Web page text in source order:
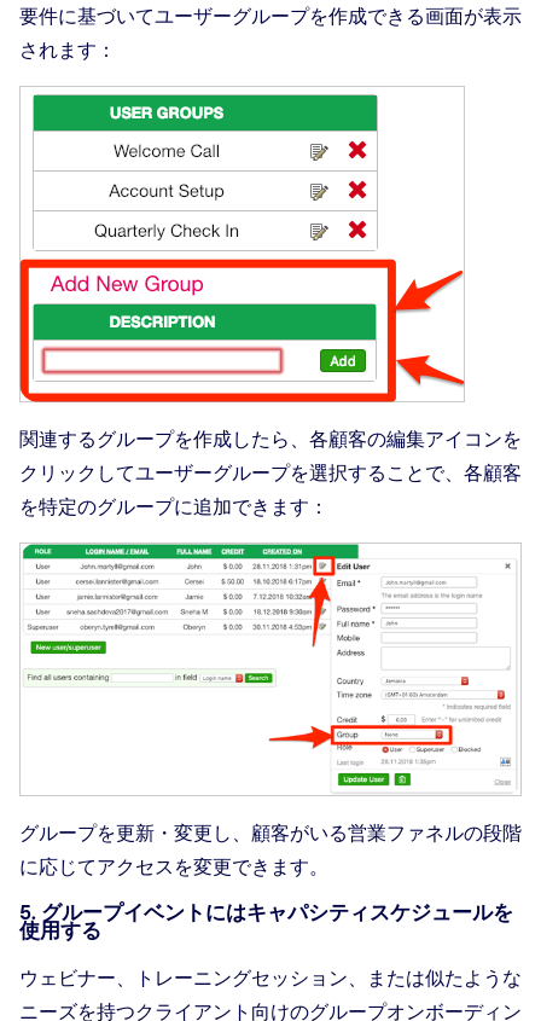
要件に基づいてユーザーグループを作成できる画面が表示
されます：
関連するグループを作成したら、各顧客の編集アイコンを
クリックしてユーザーグループを選択することで、各顧客
を特定のグループに追加できます：
グループを更新・変更し、顧客がいる営業ファネルの段階
に応じてアクセスを変更できます。
5. グループイベントにはキャパシティスケジュールを
使用する
ウェビナー、トレーニングセッション、または似たような
ニーズを持つクライアント向けのグループオンボーディン